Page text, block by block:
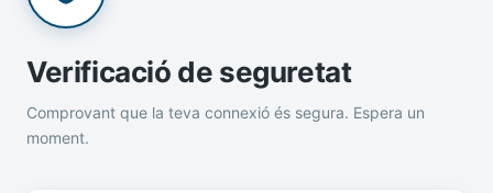
Verificació de seguretat
Comprovant que la teva connexió és segura. Espera un
moment.